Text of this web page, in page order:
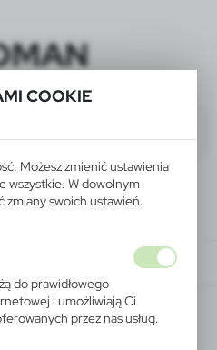
COOKIE
Możesz zmienić ustawienia
wszystkie. W dowolnym
zmiany swoich ustawień.
do prawidłowego
i umożliwiają Ci
przez nas usług.
torba na